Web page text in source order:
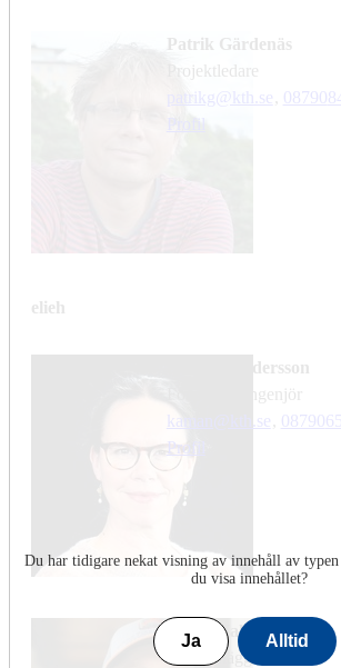
Du har tidigare nekat visning av innehåll av
du visa innehållet?
Ja Alltid
Patrik Gärdenäs
projektledare
patrikg@kth.se
08790
elieh
Kamilla Andersson
forskningsingenjör
kaman@kth.se
08790
Profil
Aksel Malmström
schemaläggare